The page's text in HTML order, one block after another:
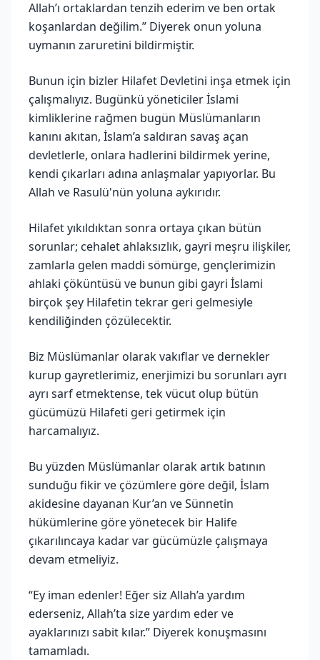
Allah’ı ortaklardan tenzih ederim ve ben ortak
koşanlardan değilim.” Diyerek onun yoluna
uymanın zaruretini bildirmiştir.
Bunun için bizler Hilafet Devletini inşa etmek için
çalışmalıyız. Bugünkü yöneticiler İslami
kimliklerine rağmen bugün Müslümanların
kanını akıtan, İslam’a saldıran savaş açan
devletlerle, onlara hadlerini bildirmek yerine,
kendi çıkarları adına anlaşmalar yapıyorlar. Bu
Allah ve Rasulü'nün yoluna aykırıdır.
Hilafet yıkıldıktan sonra ortaya çıkan bütün
sorunlar; cehalet ahlaksızlık, gayri meşru ilişkiler,
zamlarla gelen maddi sömürge, gençlerimizin
ahlaki çöküntüsü ve bunun gibi gayri İslami
birçok şey Hilafetin tekrar geri gelmesiyle
kendiliğinden çözülecektir.
Biz Müslümanlar olarak vakıflar ve dernekler
kurup gayretlerimiz, enerjimizi bu sorunları ayrı
ayrı sarf etmektense, tek vücut olup bütün
gücümüzü Hilafeti geri getirmek için
harcamalıyız.
Bu yüzden Müslümanlar olarak artık batının
sunduğu fikir ve çözümlere göre değil, İslam
akidesine dayanan Kur’an ve Sünnetin
hükümlerine göre yönetecek bir Halife
çıkarılıncaya kadar var gücümüzle çalışmaya
devam etmeliyiz.
“Ey iman edenler! Eğer siz Allah’a yardım
ederseniz, Allah’ta size yardım eder ve
ayaklarınızı sabit kılar.” Diyerek konuşmasını
tamamladı.